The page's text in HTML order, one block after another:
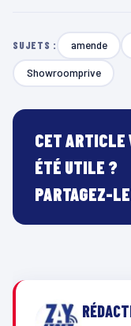
SUJETS : amende
Showroomprive
CET ARTICLE
ÉTÉ UTILE ?
PARTAGEZ-LE